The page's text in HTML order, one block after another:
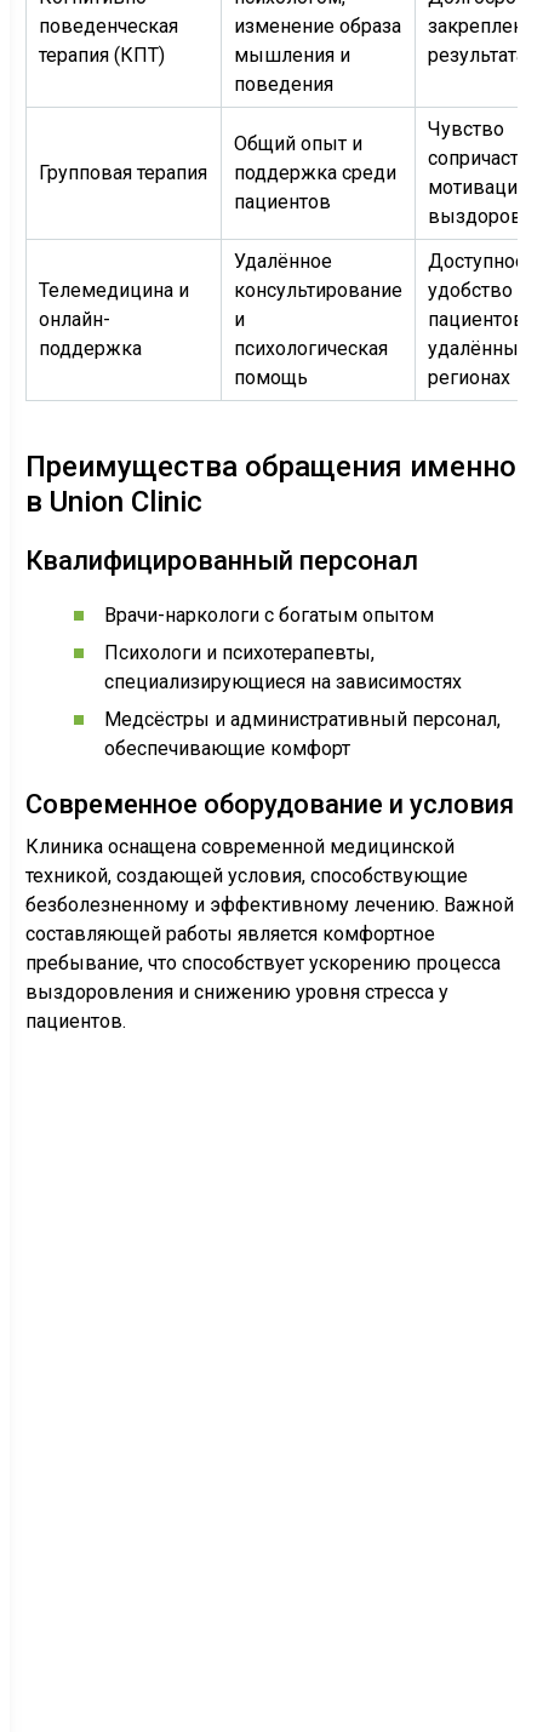
поведенческая
терапия (КПТ)
изменение образа
мышления и
поведения
результата
Групповая терапия
Общий опыт и
поддержка среди
пациентов
Чувство
мотивация к
Телемедицина и
онлайн-
поддержка
Удалённое
консультирование
и
психологическая
помощь
удобство
пациентов в
удалённых
регионах
Преимущества обращения именно
в Union Clinic
Квалифицированный персонал
Врачи-наркологи с богатым опытом
Психологи и психотерапевты,
специализирующиеся на зависимостях
Медсёстры и административный персонал,
обеспечивающие комфорт
Современное оборудование и условия
Клиника оснащена современной медицинской
техникой, создающей условия, способствующие
безболезненному и эффективному лечению. Важной
составляющей работы является комфортное
пребывание, что способствует ускорению процесса
выздоровления и снижению уровня стресса у
пациентов.